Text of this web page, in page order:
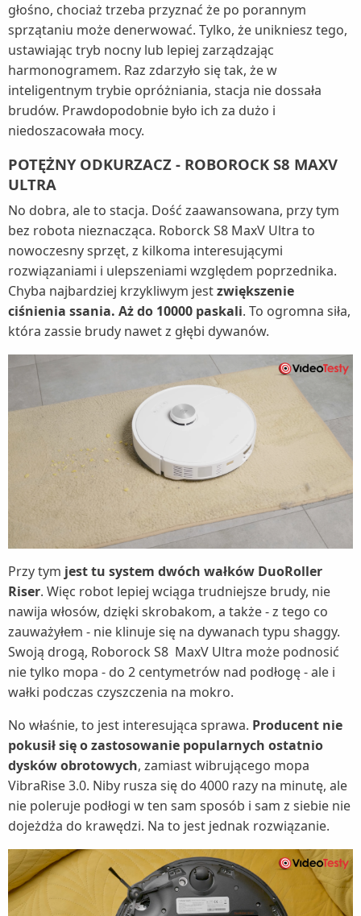
głośno, chociaż trzeba przyznać że po porannym
sprzątaniu może denerwować. Tylko, że unikniesz tego,
ustawiając tryb nocny lub lepiej zarządzając
harmonogramem. Raz zdarzyło się tak, że w
inteligentnym trybie opróżniania, stacja nie dossała
brudów. Prawdopodobnie było ich za dużo i
niedoszacowała mocy.
POTĘŻNY ODKURZACZ - ROBOROCK S8 MAXV
ULTRA
No dobra, ale to stacja. Dość zaawansowana, przy tym
bez robota nieznacząca. Roborck S8 MaxV Ultra to
nowoczesny sprzęt, z kilkoma interesującymi
rozwiązaniami i ulepszeniami względem poprzednika.
Chyba najbardziej krzykliwym jestzwiększenie
ciśnienia ssania. Aż do 10000 paskali. To ogromna siła,
która zassie brudy nawet z głębi dywanów.
Przy tym jest tu system dwóch wałków DuoRoller
Riser. Więc robot lepiej wciąga trudniejsze brudy, nie
nawija włosów, dzięki skrobakom, a także - z tego co
zauważyłem - nie klinuje się na dywanach typu shaggy.
Swoją drogą, Roborock S8 MaxV Ultra może podnosić
nie tylko mopa - do 2 centymetrów nad podłogę - ale i
wałki podczas czyszczenia na mokro.
No właśnie, to jest interesująca sprawa. Producent nie
pokusił się o zastosowanie popularnych ostatnio
dysków obrotowych, zamiast wibrującego mopa
VibraRise 3.0. Niby rusza się do 4000 razy na minutę, ale
nie poleruje podłogi w ten sam sposób i sam z siebie nie
dojeżdża do krawędzi. Na to jest jednak rozwiązanie.